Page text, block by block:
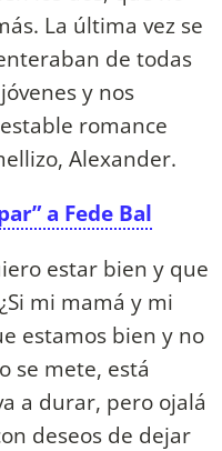
La última vez se
de todas
y nos
romance
Alexander.
a Fede Bal
estar bien y que
mi mamá y mi
estamos bien y no
se mete, está
a durar, pero ojalá
deseos de dejar